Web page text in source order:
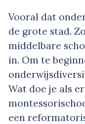
Vooral dat
de grote stad.
middelbare
in. Om te
Wat doe je als
een